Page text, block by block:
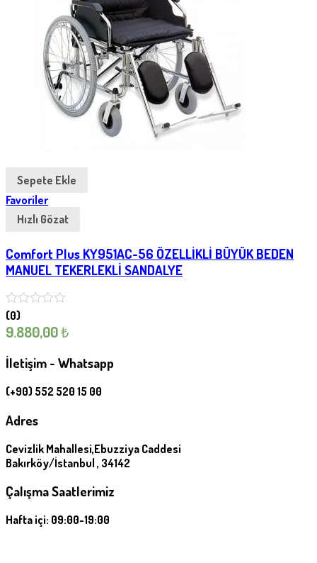
Sepete Ekle
Favoriler
Hızlı Gözat
Comfort Plus KY951AC-56 ÖZELLİKLİ BÜYÜK BEDEN
MANUEL TEKERLEKLİ SANDALYE
(0)
9.880,00₺
İletişim - Whatsapp
(+90) 552 520 15 00
Adres
Cevizlik Mahallesi,Ebuzziya Caddesi
Bakırköy/İstanbul , 34142
Çalışma Saatlerimiz
Hafta içi: 09:00-19:00